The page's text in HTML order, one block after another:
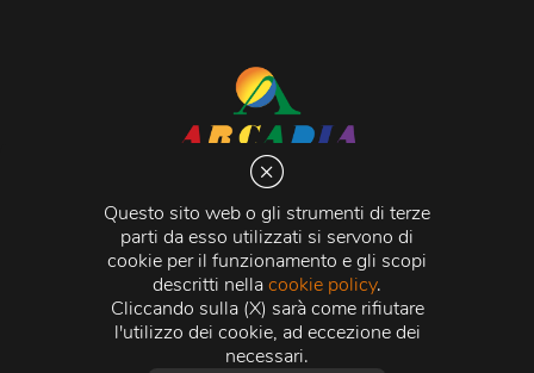
Questo sito web o gli strumenti di terze
parti da esso utilizzati si servono di
cookie per il funzionamento e gli scopi
descritti nellacookie policy.
Cliccando sulla (X) sarà come rifiutare
l'utilizzo dei cookie, ad eccezione dei
necessari.
Via Martiri della Libertà 20066 Melzo (MI)
C.C.I.A.A. - R.E.A di Milano n. 1427910
Registro delle Imprese di Milano n. 338392 -
Fiscale e Partita Iva11015840157 | Capitale Sociale
500.000,00 i.v.
Credits:Crea Informatica S.r.l. 2026 © Tutti i diritti
riservati.